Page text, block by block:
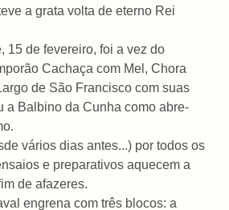
a grata volta de eterno Rei
15 de fevereiro, foi a vez do
Cachaça com Mel, Chora
de São Francisco com suas
a Balbino da Cunha como abre-
vários dias antes...) por todos os
e preparativos aquecem a
de afazeres.
engrena com três blocos: a